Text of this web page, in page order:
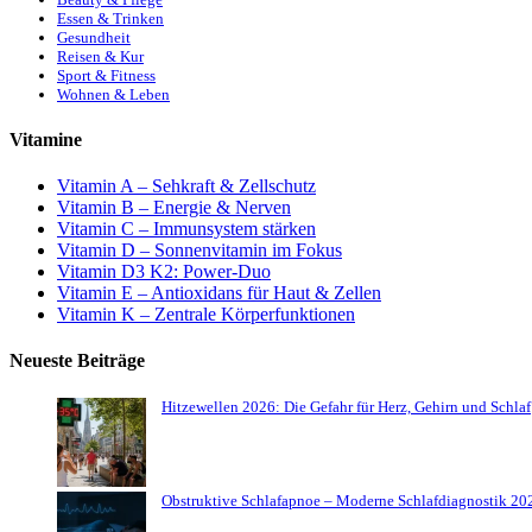
Essen & Trinken
Gesundheit
Reisen & Kur
Sport & Fitness
Wohnen & Leben
Vitamine
Vitamin A – Sehkraft & Zellschutz
Vitamin B – Energie & Nerven
Vitamin C – Immunsystem stärken
Vitamin D – Sonnenvitamin im Fokus
Vitamin D3 K2: Power-Duo
Vitamin E – Antioxidans für Haut & Zellen
Vitamin K – Zentrale Körperfunktionen
Neueste Beiträge
Hitzewellen 2026: Die Gefahr für Herz, Gehirn und Schlaf
Obstruktive Schlafapnoe – Moderne Schlafdiagnostik